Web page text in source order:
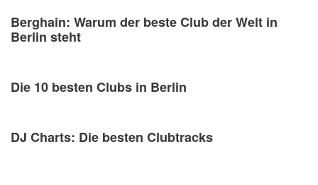
Berghain: Warum der beste Club der Welt in
Berlin steht
Die 10 besten Clubs in Berlin
DJ Charts: Die besten Clubtracks